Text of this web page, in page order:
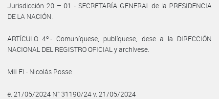
Jurisdicción 20 – 01 - SECRETARÍA GENERAL de la PRESIDENCIA
DE LA NACIÓN.
ARTÍCULO 4º.- Comuníquese, publíquese, dese a la DIRECCIÓN
NACIONAL DEL REGISTRO OFICIAL y archívese.
MILEI - Nicolás Posse
e. 21/05/2024 N° 31190/24 v. 21/05/2024